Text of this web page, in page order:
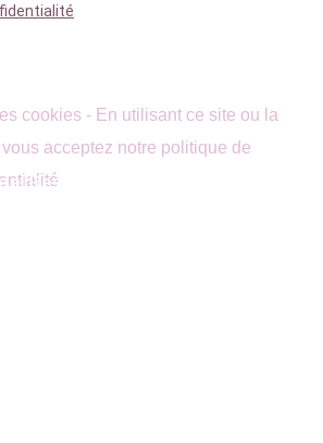
Restaurant Quarré-les-Tombes –
cookies - En utilisant ce site ou la
acceptez notre politique de